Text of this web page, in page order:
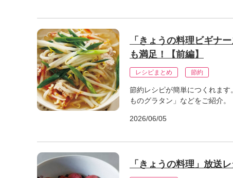
「きょうの料理ビギナ
も満足！【前編】
レシピまとめ 節約
節約レシピが簡単につくれま
ものグラタン」などをご紹介。
2026/06/05
「きょうの料理」放送